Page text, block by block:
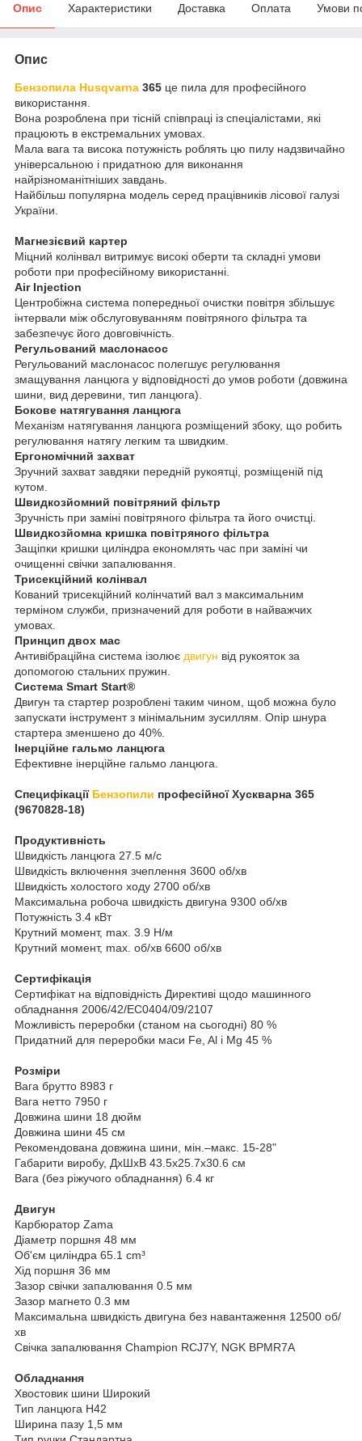
Опис Характеристики Доставка Оплата Умови
Опис
Бензопила Husqvarna 365 це пила для професійного
використання.
Вона розроблена при тісній співпраці із спеціалістами, які
працюють в екстремальних умовах.
Мала вага та висока потужність роблять цю пилу надзвичайно
універсальною і придатною для виконання
найрізноманітніших завдань.
Найбільш популярна модель серед працівників лісової галузі
України.
Магнезієвий картер
Міцний колінвал витримує високі оберти та складні умови
роботи при професійному використанні.
Air Injection
Центробіжна система попередньої очистки повітря збільшує
інтервали між обслуговуванням повітряного фільтра та
забезпечує його довговічність.
Регульований маслонасос
Регульований маслонасос полегшує регулювання
змащування ланцюга у відповідності до умов роботи (довжина
шини, вид деревини, тип ланцюга).
Бокове натягування ланцюга
Механізм натягування ланцюга розміщений збоку, що робить
регулювання натягу легким та швидким.
Ергономічний захват
Зручний захват завдяки передній рукоятці, розміщеній під
кутом.
Швидкозйомний повітряний фільтр
Зручність при заміні повітряного фільтра та його очистці.
Швидкозйомна кришка повітряного фільтра
Защіпки кришки циліндра економлять час при заміні чи
очищенні свічки запалювання.
Трисекційний колінвал
Кований трисекційний колінчатий вал з максимальним
терміном служби, призначений для роботи в найважчих
умовах.
Принцип двох мас
Антивібраційна система ізолює двигун від рукояток за
допомогою стальних пружин.
Система Smart Start®
Двигун та стартер розроблені таким чином, щоб можна було
запускати інструмент з мінімальним зусиллям. Опір шнура
стартера зменшено до 40%.
Інерційне гальмо ланцюга
Ефективне інерційне гальмо ланцюга.
Специфікації Бензопили професійної Хускварна 365
(9670828-18)
Продуктивність
Швидкість ланцюга 27.5 м/с
Швидкість включення зчеплення 3600 об/хв
Швидкість холостого ходу 2700 об/хв
Максимальна робоча швидкість двигуна 9300 об/хв
Потужність 3.4 кВт
Крутний момент, max. 3.9 Н/м
Крутний момент, max. об/хв 6600 об/хв
Сертифікація
Сертифікат на відповідність Директиві щодо машинного
обладнання 2006/42/EC0404/09/2107
Можливість переробки (станом на сьогодні) 80 %
Придатний для переробки маси Fe, Al і Mg 45 %
Розміри
Вага брутто 8983 г
Вага нетто 7950 г
Довжина шини 18 дюйм
Довжина шини 45 см
Рекомендована довжина шини, мін.–макс. 15-28"
Габарити виробу, ДxШxВ 43.5x25.7x30.6 см
Вага (без ріжучого обладнання) 6.4 кг
Двигун
Карбюратор Zama
Діаметр поршня 48 мм
Об'єм циліндра 65.1 cm³
Хід поршня 36 мм
Зазор свічки запалювання 0.5 мм
Зазор магнето 0.3 мм
Максимальна швидкість двигуна без навантаження 12500 об/
хв
Свічка запалювання Champion RCJ7Y, NGK BPMR7A
Обладнання
Хвостовик шини Широкий
Тип ланцюга H42
Ширина пазу 1,5 мм